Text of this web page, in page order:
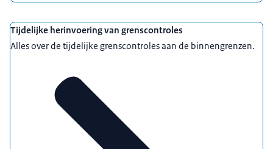
Tijdelijke herinvoering van grenscontroles
Alles over de tijdelijke grenscontroles aan de binnengrenzen.